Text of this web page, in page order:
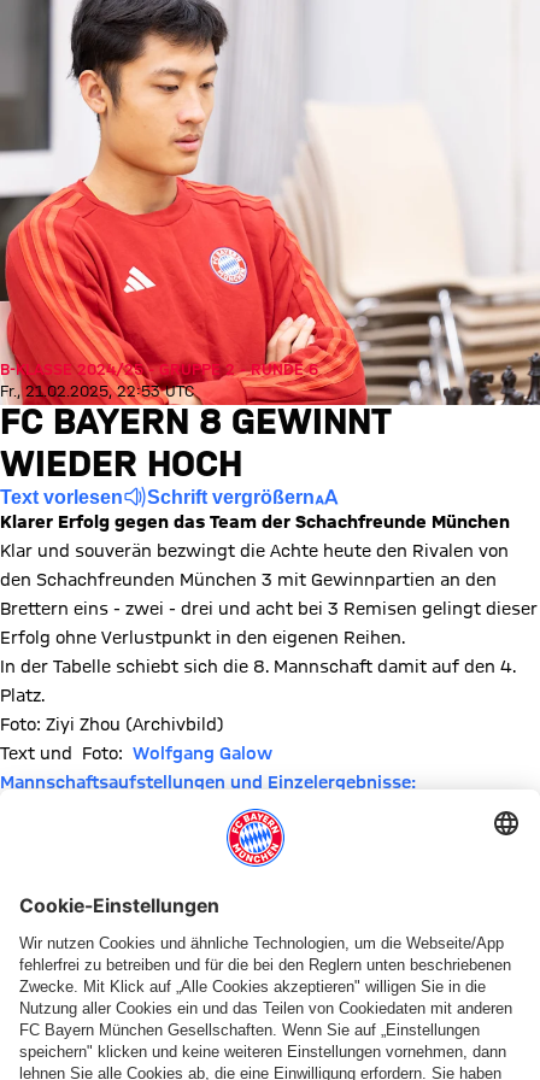
B-KLASSE 2024/25 - GRUPPE 2 - RUNDE 6
Fr., 21.02.2025, 22:53 UTC
FC BAYERN 8 GEWINNT
WIEDER HOCH
Text vorlesen Schrift vergrößern
Klarer Erfolg gegen das Team der Schachfreunde München
Klar und souverän bezwingt die Achte heute den Rivalen von
den Schachfreunden München 3 mit Gewinnpartien an den
Brettern eins - zwei - drei und acht bei 3 Remisen gelingt dieser
Erfolg ohne Verlustpunkt in den eigenen Reihen.
In der Tabelle schiebt sich die 8. Mannschaft damit auf den 4.
Platz.
Foto: Ziyi Zhou (Archivbild)
Text und Foto: Wolfgang Galow
Mannschaftsaufstellungen und Einzelergebnisse:
Schachfreunde
3 7 Schmölzing 1 0
4 10 Grunert ½ ½
5 11 Imsak ½ ½